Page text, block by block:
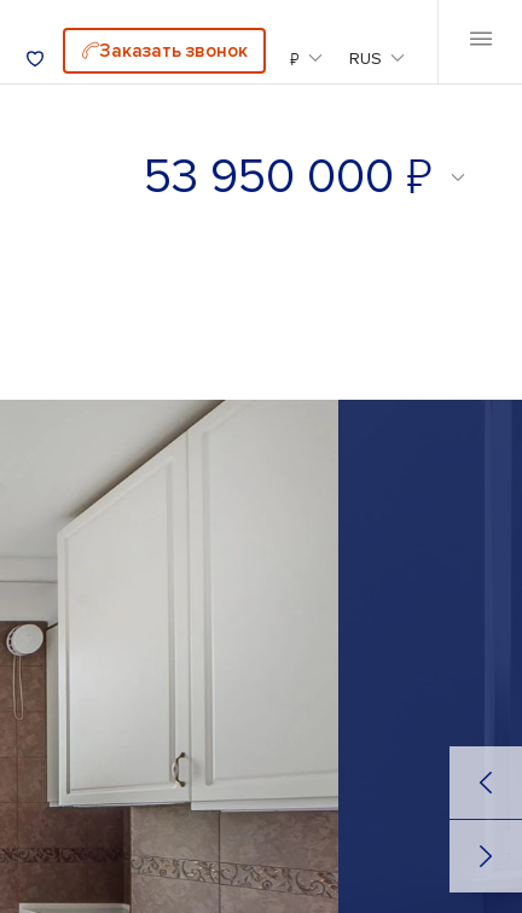
Заказать звонок ₽ RUS
53 950 000 ₽